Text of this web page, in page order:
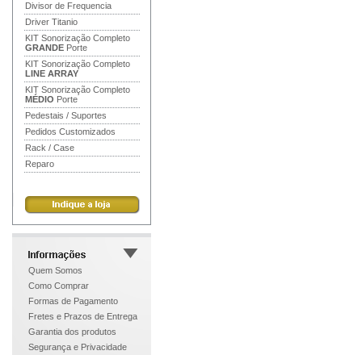
Divisor de Frequencia
Driver Titanio
KIT Sonorização Completo
GRANDE Porte
KIT Sonorização Completo
LINE ARRAY
KIT Sonorização Completo
MÉDIO Porte
Pedestais / Suportes
Pedidos Customizados
Rack / Case
Reparo
Quem Somos
Como Comprar
Formas de Pagamento
Fretes e Prazos de Entrega
Garantia dos produtos
Segurança e Privacidade